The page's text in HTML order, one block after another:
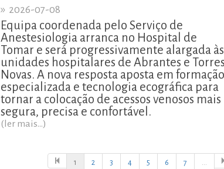
» 2026-07-08
Equipa coordenada pelo Serviço de
Anestesiologia arranca no Hospital de
Tomar e será progressivamente alargada às
unidades hospitalares de Abrantes e
Novas. A nova resposta aposta em formação
especializada e tecnologia ecográfica para
tornar a colocação de acessos venosos mais
segura, precisa e confortável.
(ler mais...)
1 2 3 4 5 6 7 ...